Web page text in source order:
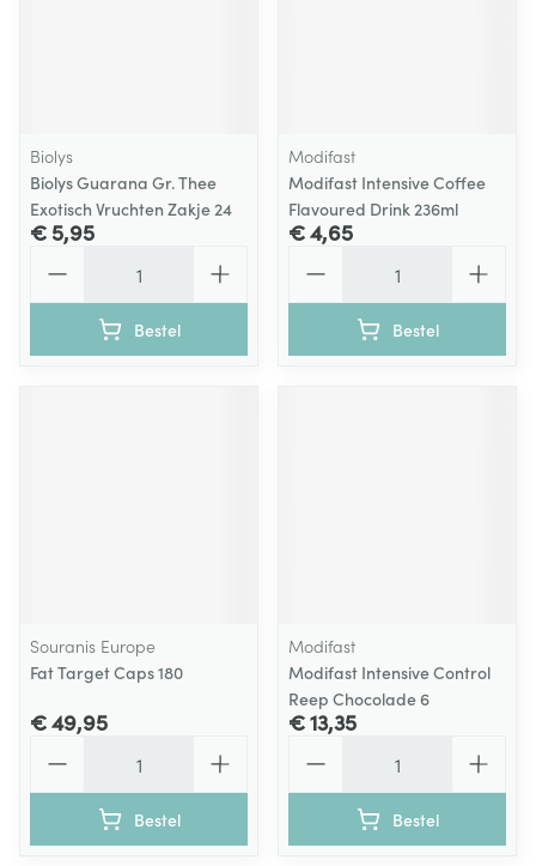
Biolys
Biolys Guarana Gr. Thee
Exotisch Vruchten Zakje 24
€ 5,95
Bestel
Modifast
Modifast Intensive Coffee
Flavoured Drink 236ml
€ 4,65
Bestel
Souranis Europe
Fat Target Caps 180
€ 49,95
Bestel
Modifast
Modifast Intensive Control
Reep Chocolade 6
€ 13,35
Bestel